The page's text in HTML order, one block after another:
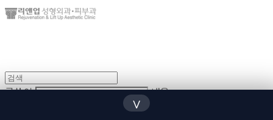
글쓴이 내용
∨